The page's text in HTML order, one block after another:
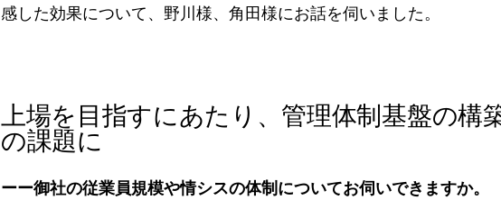
感した効果について、野川様、角田様にお話を伺いました。
上場を目指すにあたり、管理体制基盤の構
の課題に
ーー御社の従業員規模や情シスの体制についてお伺いできますか。